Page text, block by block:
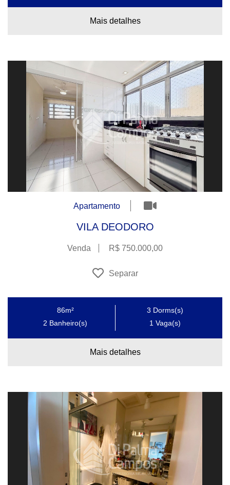
Mais detalhes
Apartamento
VILA DEODORO
Venda R$ 750.000,00
Separar
86m² 3 Dorms(s)
2 Banheiro(s) 1 Vaga(s)
Mais detalhes